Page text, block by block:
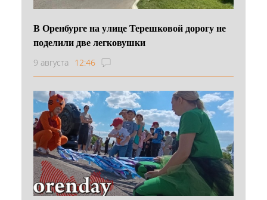
В Оренбурге на улице Терешковой дорогу не
поделили две легковушки
9 августа 12:46